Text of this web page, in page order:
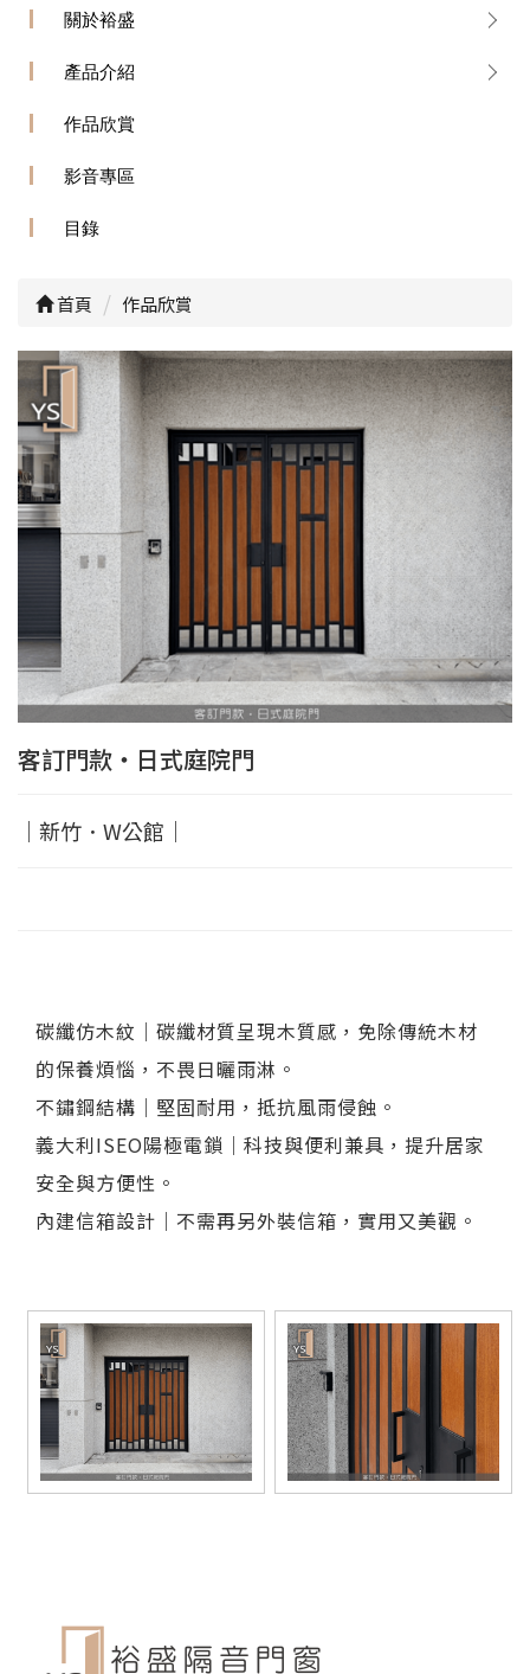
關於裕盛
產品介紹
作品欣賞
影音專區
目錄
首頁 作品欣賞
客訂門款‧日式庭院門
｜新竹．W公館｜
碳纖仿木紋｜碳纖材質呈現木質感，免除傳統木材
的保養煩惱，不畏日曬雨淋。
不鏽鋼結構｜堅固耐用，抵抗風雨侵蝕。
義大利ISEO陽極電鎖｜科技與便利兼具，提升居家
安全與方便性。
內建信箱設計｜不需再另外裝信箱，實用又美觀。